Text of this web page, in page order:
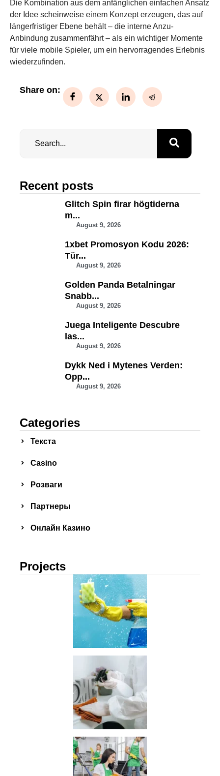
Die Kombination aus dem anfänglichen einfachen Ansatz
der Idee scheinweise einem Konzept erzeugen, das auf
längerfristiger Ebene behält – die interne Anzu-
Anbindung zusammenfährt – als ein wichtiger Momente
für viele mobile Spieler, um ein hervorragendes Erlebnis
wiederzufinden.
Share on:
Recent posts
Glitch Spin firar högtiderna
m...
August 9, 2026
1xbet Promosyon Kodu 2026:
Tür...
August 9, 2026
Golden Panda Betalningar
Snabb...
August 9, 2026
Juega Inteligente Descubre
las...
August 9, 2026
Dykk Ned i Mytenes Verden:
Opp...
August 9, 2026
Categories
Текста
Сasino
Розваги
Партнеры
Онлайн Казино
Projects